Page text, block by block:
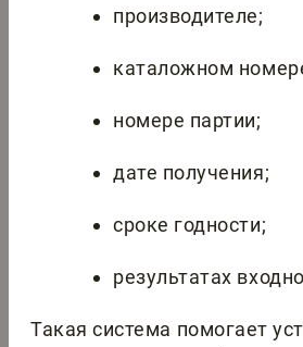
производителе;
каталожном
номере партии;
дате получения;
сроке годности;
результатах
Такая система помогает